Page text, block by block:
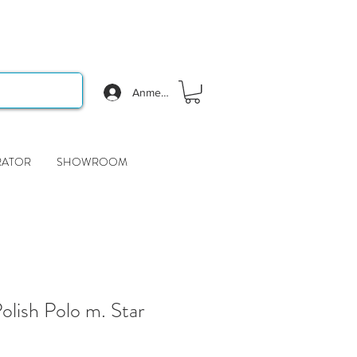
Anmelden
SHOWROOM
Polo m. Star